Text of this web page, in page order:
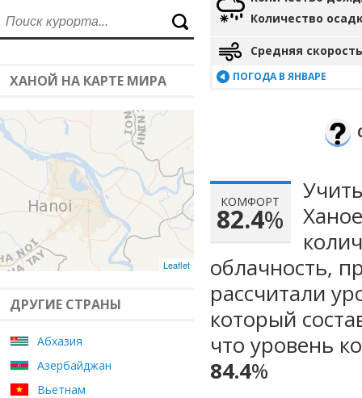
ХАНОЙ НА КАРТЕ МИРА
Leaflet
ДРУГИЕ СТРАНЫ
Абхазия
Азербайджан
Вьетнам
Количество
Средняя
ПОГОДА В ЯНВАРЕ
КОМФОРТ
82.4%
облачность,
рассчитали
который
что уровень
84.4%